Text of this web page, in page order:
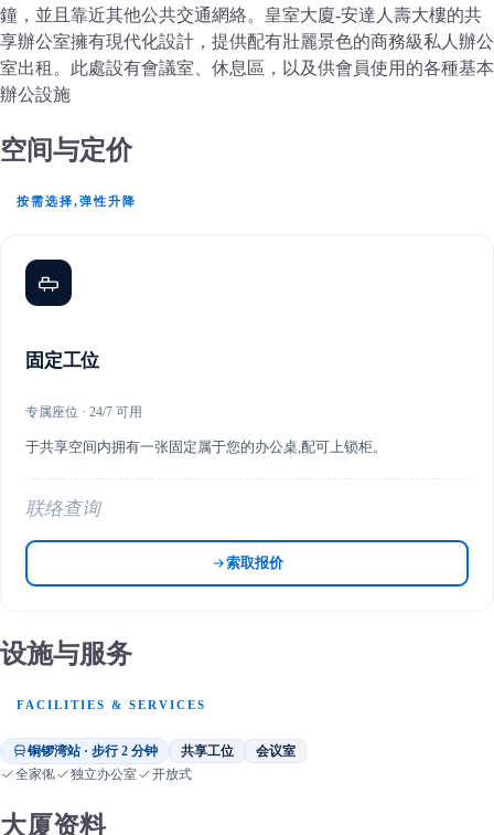
鐘，並且靠近其他公共交通網絡。皇室大廈-安達人壽大樓的共
享辦公室擁有現代化設計，提供配有壯麗景色的商務級私人辦公
室出租。此處設有會議室、休息區，以及供會員使用的各種基本
辦公設施
空间与定价
按需选择,弹性升降
固定工位
专属座位 · 24/7 可用
于共享空间内拥有一张固定属于您的办公桌,配可上锁柜。
联络查询
索取报价
设施与服务
FACILITIES & SERVICES
铜锣湾站 · 步行 2 分钟 共享工位 会议室
全家俬 独立办公室 开放式
大厦资料